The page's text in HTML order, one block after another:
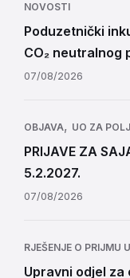
NOVOSTI
Poduzetnički
CO₂ neutralnog
07/08/2026
OBJAVA, UO ZA
PRIJAVE ZA
5.2.2027.
07/08/2026
RJEŠENJE O PRIJMU
Upravni odjel